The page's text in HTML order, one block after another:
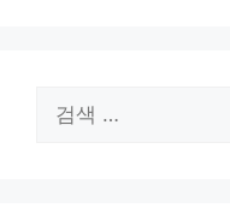
색: